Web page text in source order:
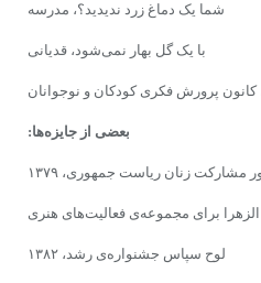
شما یک دماغ زرد ندیدید؟، مدرسه
با یک گل بهار نمى‌شود، قدیانى
کانون پرورش فکری کودکان و نوجوانان
بعضى از جایزه‌ها:
مشارکت زنان ریاست جمهورى، ۱۳۷۹
الزهرا براى‌ مجموعه‌ى فعالیت‌هاى هنرى
لوح سپاس جشنواره‌ى رشد، ۱۳۸۲